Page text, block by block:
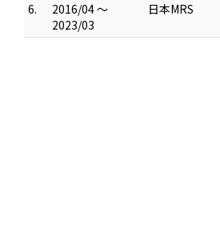
6.
2016/04 ～
2023/03
日本MRS